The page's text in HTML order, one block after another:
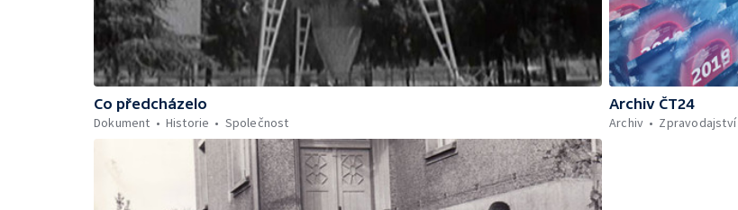
Co předcházelo
Dokument
Historie Společnost
Archiv ČT24
Archiv
Zpravodajství